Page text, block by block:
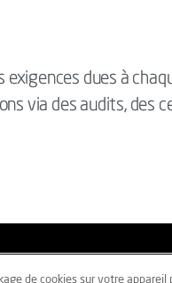
dues à
via des audits,
de cookies sur votre appareil